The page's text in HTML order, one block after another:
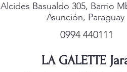
Alcides Basualdo 305, Barrio
Asunción, Paraguay
0994 440111
LA GALETTE